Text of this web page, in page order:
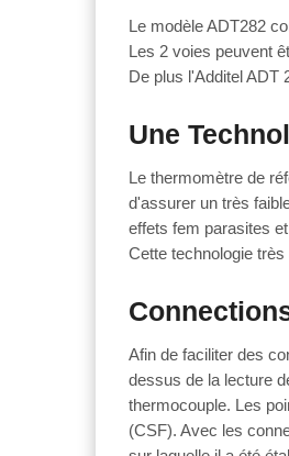
Le modèle ADT282
Les 2 voies peuvent
De plus l'Additel ADT
Une
Le thermomètre de
d'assurer un très
effets fem parasites
Cette technologie
Afin de faciliter des
dessus de la lecture
thermocouple. Les
(CSF). Avec les